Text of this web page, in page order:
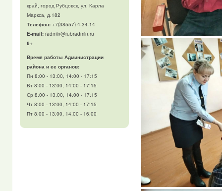
край, город Рубцовск, ул. Карла
Маркса, д.182
Телефон:+7(38557) 4-34-14
E-mail:radmin@rubradmin.ru
6+
Время работы Администрации
района и ее органов:
Пн 8:00 - 13:00, 14:00 - 17:15
Вт 8:00 - 13:00, 14:00 - 17:15
Ср 8:00 - 13:00, 14:00 - 17:15
Чт 8:00 - 13:00, 14:00 - 17:15
Пт 8:00 - 13:00, 14:00 - 16:00